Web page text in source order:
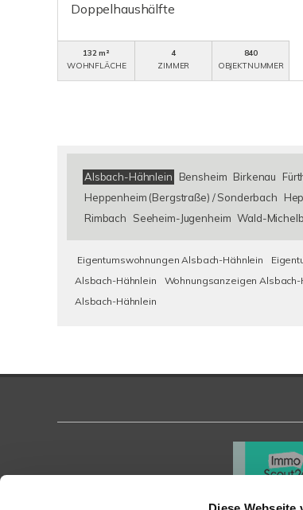
Doppelhaushälfte
132 m²
WOHNFLÄCHE
4
ZIMMER
840
OBJEKTNUMMER
Alsbach-Hähnlein Bensheim Birkenau
Heppenheim (Bergstraße) / Sonderbach
Rimbach
Seeheim-Jugenheim Wald-
Eigentumswohnungen Alsbach-Hähnlein
Alsbach-Hähnlein
Wohnungsanzeigen Alsbach-
Alsbach-Hähnlein